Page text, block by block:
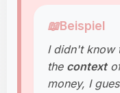
📖Beispiel
I didn't know
the contextof
money, I